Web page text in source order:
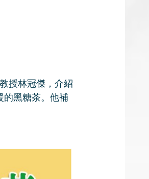
授林冠傑，介紹
的黑糖茶。他補